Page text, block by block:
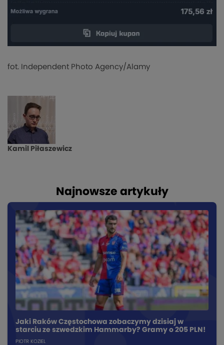
fot. Independent Photo Agency/Alamy
Kamil Piłaszewicz
Najnowsze artykuły
Jaki Raków Częstochowa zobaczymy dzisiaj w
starciu ze szwedzkim Hammarby? Gramy o 205 PLN!
PIOTR KOZIEL